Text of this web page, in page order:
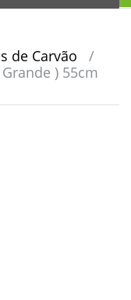
de Carvão
/
) 55cm